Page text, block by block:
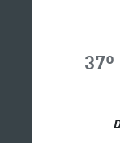
37º